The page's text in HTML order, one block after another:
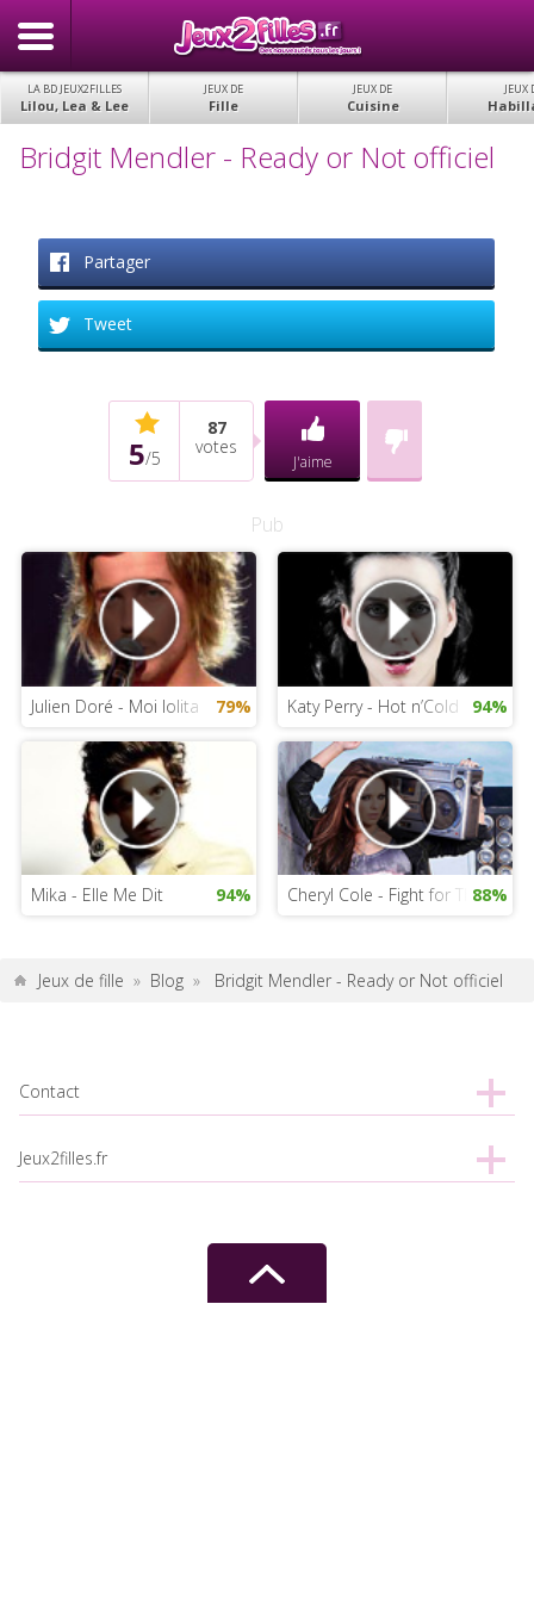
LA BD JEUX2FILLES
Lilou, Lea & Lee
JEUX DE
Fille
JEUX DE
Cuisine
JEUX
Bridgit Mendler - Ready or Not officiel
Partager
Tweet
5/5
87
votes
J'aime
Pub
Julien Doré - Moi lolita 79% Katy Perry - Hot n’Cold 94%
Mika - Elle Me Dit 94% Cheryl Cole - Fight for This Love
88%
Jeux de fille » Blog » Bridgit Mendler - Ready or Not officiel
Contact
Jeux2filles.fr